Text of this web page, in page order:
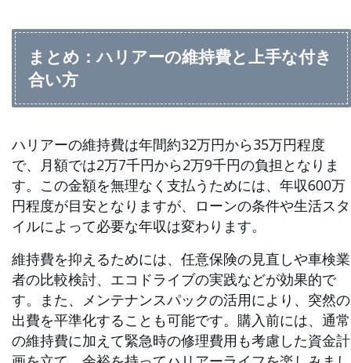
まとめ：ハリアーの維持費と上手な付き
合い方
ハリアーの維持費は年間約32万円から35万円程度
で、月額では2万7千円から2万9千円の負担となりま
す。この金額を無理なく支払うためには、年収600万
円程度が目安となりますが、ローンの条件や生活スタ
イルによって必要な年収は変わります。
維持費を抑えるためには、任意保険の見直しや車検業
者の比較検討、エコドライブの実践などが効果的で
す。また、メンテナンスパックの活用により、突然の
出費を平準化することも可能です。購入前には、通常
の維持費に加えて緊急時の修理費用も考慮した資金計